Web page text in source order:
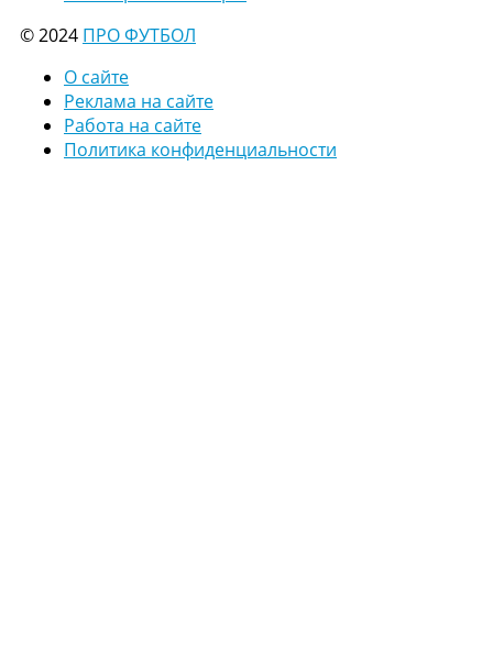
© 2024 ПРО ФУТБОЛ
О сайте
Реклама на сайте
Работа на сайте
Политика конфиденциальности